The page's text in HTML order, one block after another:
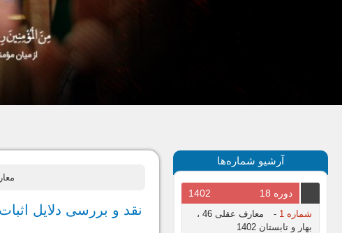
آرشیو شماره‌ها
دوره 18 1402
شماره 1 -
معارف عقلی 46 ،
بهار و تابستان 1402
معارف عقلی،
نقد و بررسی دلایل